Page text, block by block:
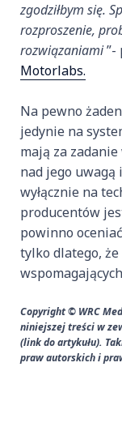
zgodziłbym się.
rozproszenie,
rozwiązaniami”-
Motorlabs.
Na pewno
jedynie na
mają za zadanie
nad jego uwagą
wyłącznie na
producentów
powinno
tylko dlatego,
Copyright © WRC
niniejszej treści w
(link do artykułu).
praw autorskich i